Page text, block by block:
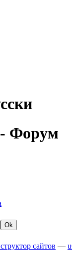
- Форум
сайтов —